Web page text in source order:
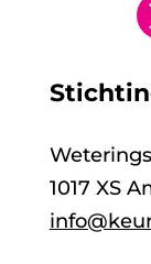
1017 XS